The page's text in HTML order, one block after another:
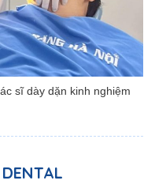
sĩ dày dặn kinh nghiệm